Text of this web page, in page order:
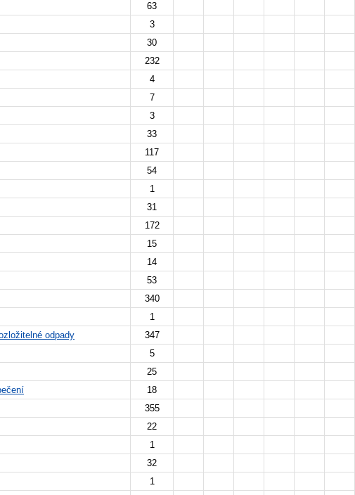
63
3
30
232
4
7
3
33
117
54
1
31
172
15
14
53
340
1
odpady
347
5
25
18
355
22
1
32
1